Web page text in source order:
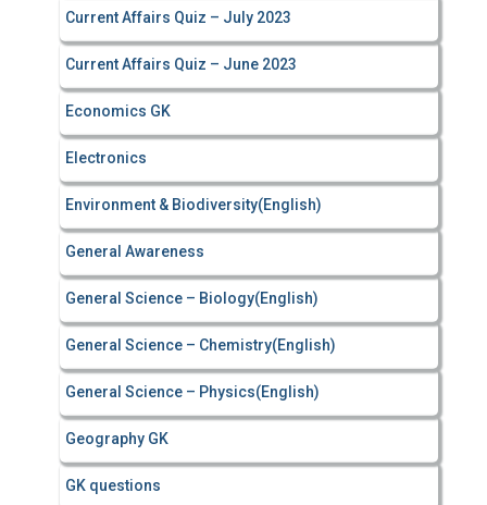
Current Affairs Quiz – July 2023
Current Affairs Quiz – June 2023
Economics GK
Electronics
Environment & Biodiversity(English)
General Awareness
General Science – Biology(English)
General Science – Chemistry(English)
General Science – Physics(English)
Geography GK
GK questions